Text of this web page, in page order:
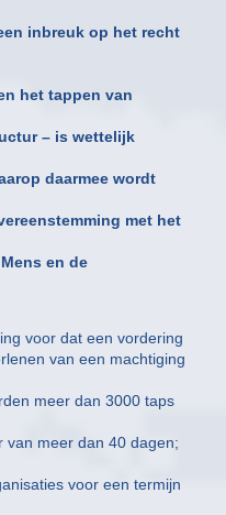
inbreuk op het recht
het tappen van
– is wettelijk
daarmee wordt
met het
en de
voor dat een vordering
van een machtiging
meer dan 3000 taps
van meer dan 40 dagen;
voor een termijn